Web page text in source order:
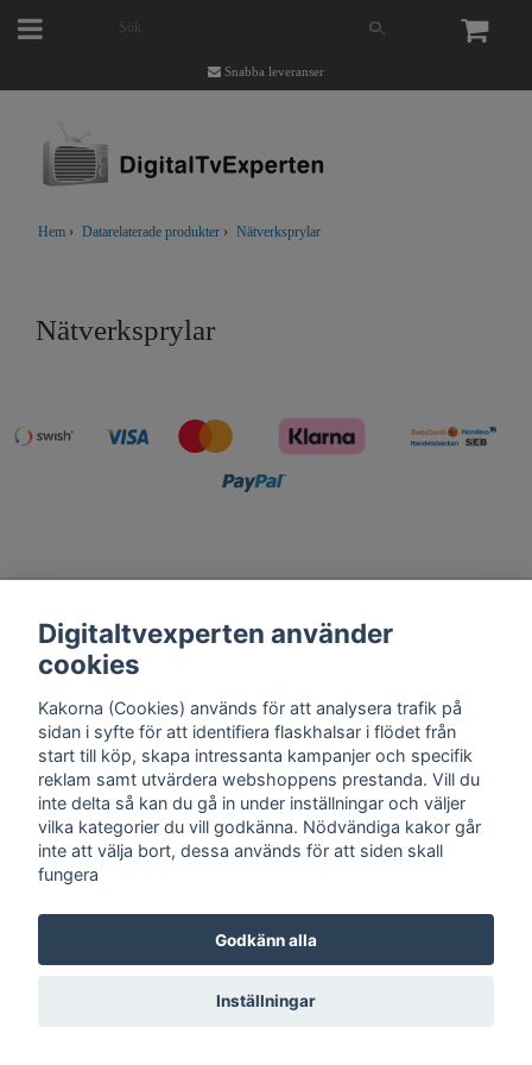
Snabba leveranser
Hem › Datarelaterade produkter › Nätverksprylar
Nätverksprylar
Integritetspolicy Köpvillkor, Digitaltvexperten.se
© Copyright 2026 DigitalTvExperten.se
Digitaltvexperten använder
cookies
Kakorna (Cookies) används för att analysera trafik på
sidan i syfte för att identifiera flaskhalsar i flödet från
start till köp, skapa intressanta kampanjer och specifik
reklam samt utvärdera webshoppens prestanda. Vill du
inte delta så kan du gå in under inställningar och väljer
vilka kategorier du vill godkänna. Nödvändiga kakor går
inte att välja bort, dessa används för att siden skall
fungera
Godkänn alla
Inställningar